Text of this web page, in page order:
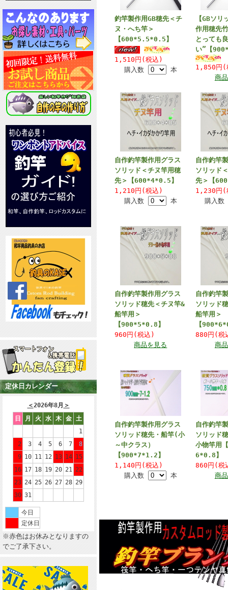
定休日カレンダー
＜2026年8月 ＞
日
月 火 水 木 金
土
1
2
3 4 5 6 7
8
9 10 11 12 13 14 15
16 17 18 19 20 21 22
23 24 25 26 27 28 29
30 31
今日
定休日
※赤色はお休みとなりますの
でご了承下さい。
釣竿製作用GB穂先＜チ
ヌ・へち竿＞
【600*5.5*0.5】
1,510円(税込)
購入数
本
【GBソ
作用穂先
とっても
い”【
1,850円(
商
自作釣竿製作用グラス
ソリッド＜チヌ竿用穂
先＞【600*4*0.5】
1,210円(税込)
購入数
本
自作釣竿
ソリッド
先＞【
1,230円(
購入
自作釣竿製作用グラス
ソリッド穂先＜チヌ竿&
船竿用＞
【900*5*0.8】
960円(税込)
商品を見る
自作釣竿
ソリッド
船竿用＞
【
880円(税
商
自作釣竿製作用グラス
ソリッド穂先・船竿(小
～中クラス）
【900*7*1.2】
1,140円(税込)
購入数
本
自作釣竿
ソリッド
小物竿用
6*0.8】
860円(
商